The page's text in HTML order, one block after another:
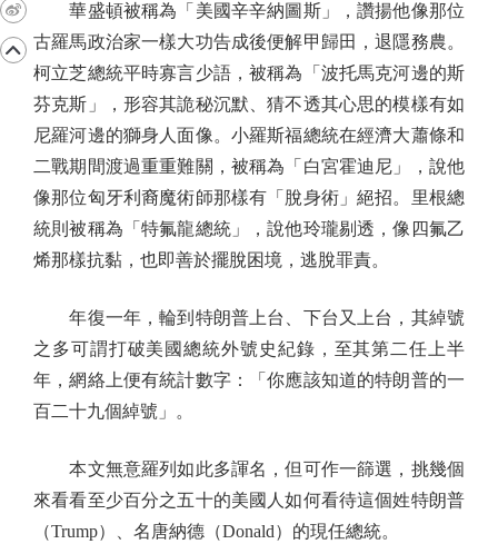
華盛頓被稱為「美國辛辛納圖斯」，讚揚他像那位
古羅馬政治家一樣大功告成後便解甲歸田，退隱務農。
柯立芝總統平時寡言少語，被稱為「波托馬克河邊的斯
芬克斯」，形容其詭秘沉默、猜不透其心思的模樣有如
尼羅河邊的獅身人面像。小羅斯福總統在經濟大蕭條和
二戰期間渡過重重難關，被稱為「白宮霍迪尼」，說他
像那位匈牙利裔魔術師那樣有「脫身術」絕招。里根總
統則被稱為「特氟龍總統」，說他玲瓏剔透，像四氟乙
烯那樣抗黏，也即善於擺脫困境，逃脫罪責。
年復一年，輪到特朗普上台、下台又上台，其綽號
之多可謂打破美國總統外號史紀錄，至其第二任上半
年，網絡上便有統計數字：「你應該知道的特朗普的一
百二十九個綽號」。
本文無意羅列如此多諢名，但可作一篩選，挑幾個
來看看至少百分之五十的美國人如何看待這個姓特朗普
（Trump）、名唐納德（Donald）的現任總統。